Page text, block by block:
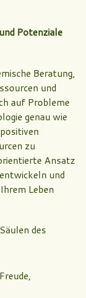
Potenziale
Beratung,
und
auf Probleme
genau wie
zu
Ansatz
und
Leben
des